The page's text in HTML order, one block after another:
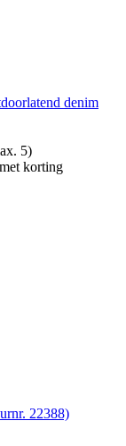
denim
5)
korting
22388)